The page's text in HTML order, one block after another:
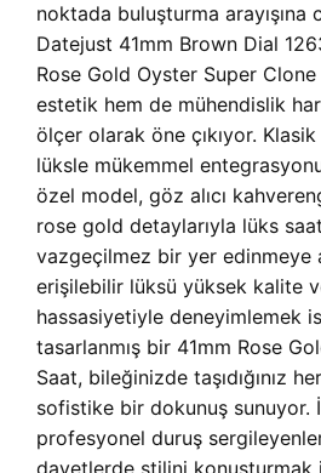
noktada buluşturma arayışına
Datejust 41mm Brown Dial
Rose Gold Oyster Super Clone
estetik hem de mühendislik
ölçer olarak öne çıkıyor.
lüksle mükemmel
özel model, göz alıcı
rose gold detaylarıyla lüks
vazgeçilmez bir yer edinmeye
erişilebilir lüksü yüksek kalite
hassasiyetiyle deneyimlemek
tasarlanmış bir 41mm Rose
Saat, bileğinizde taşıdığınız
sofistike bir dokunuş sunuyor.
profesyonel duruş
davetlerde stilini konuşturmak